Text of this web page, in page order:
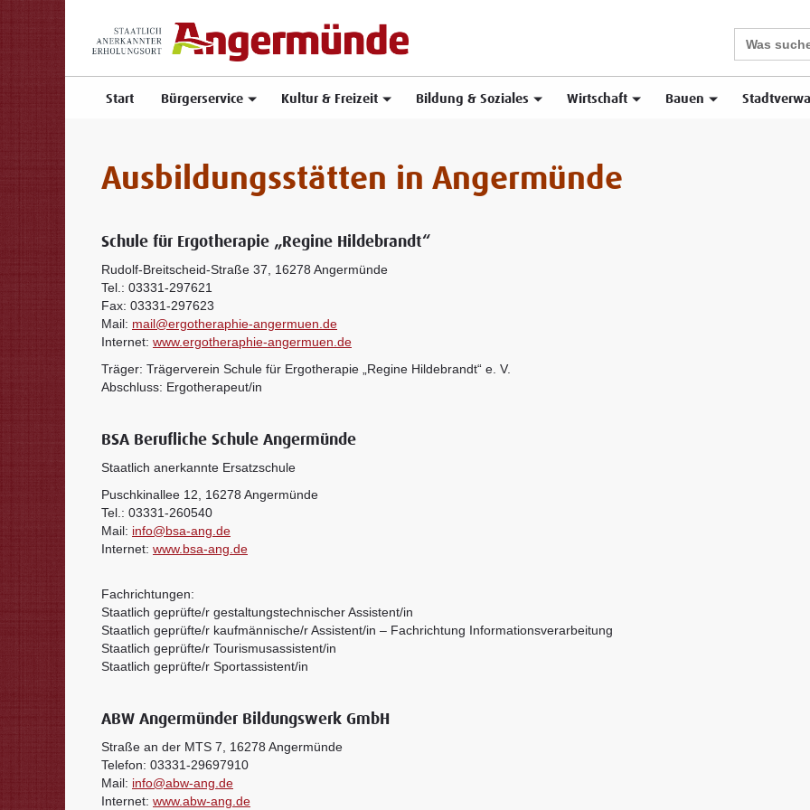
Search
Start Bürgerservice Kultur & Freizeit Bildung & Soziales Wirtschaft Bauen
Ausbildungsstätten in Angermünde
Schule für Ergotherapie „Regine Hildebrandt“
Rudolf-Breitscheid-Straße 37, 16278 Angermünde
Tel.: 03331-297621
Fax: 03331-297623
Mail: mail@ergotheraphie-angermuen.de
Internet: www.ergotheraphie-angermuen.de
Träger: Trägerverein Schule für Ergotherapie „Regine Hildebrandt“ e. V.
Abschluss: Ergotherapeut/in
BSA Berufliche Schule Angermünde
Staatlich anerkannte Ersatzschule
Puschkinallee 12, 16278 Angermünde
Tel.: 03331-260540
Mail: info@bsa-ang.de
Internet: www.bsa-ang.de
Fachrichtungen:
Staatlich geprüfte/r gestaltungstechnischer Assistent/in
Staatlich geprüfte/r kaufmännische/r Assistent/in – Fachrichtung Informationsverarbeitung
Staatlich geprüfte/r Tourismusassistent/in
Staatlich geprüfte/r Sportassistent/in
ABW Angermünder Bildungswerk GmbH
Straße an der MTS 7, 16278 Angermünde
Telefon: 03331-29697910
Mail: info@abw-ang.de
Internet: www.abw-ang.de